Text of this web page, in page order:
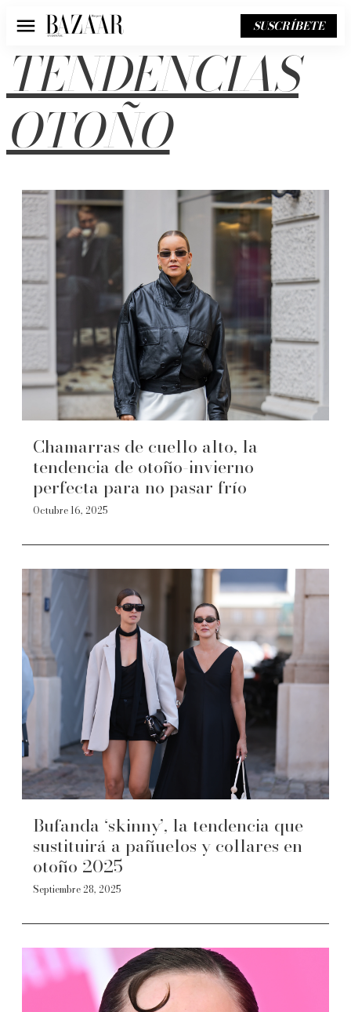
Menú SUSCRÍBETE
TENDENCIAS
OTOÑO
Chamarras de cuello alto, la
tendencia de otoño-invierno
perfecta para no pasar frío
Octubre 16, 2025
Bufanda ‘skinny’, la tendencia que
sustituirá a pañuelos y collares en
otoño 2025
Septiembre 28, 2025